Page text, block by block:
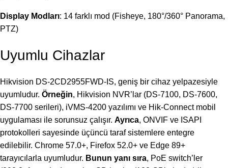
Display Modları: 14 farklı mod (Fisheye, 180°/360° Panorama,
PTZ)
Uyumlu Cihazlar
Hikvision DS-2CD2955FWD-IS, geniş bir cihaz yelpazesiyle
uyumludur. Örneğin, Hikvision NVR’lar (DS-7100, DS-7600,
DS-7700 serileri), iVMS-4200 yazılımı ve Hik-Connect mobil
uygulaması ile sorunsuz çalışır. Ayrıca, ONVIF ve ISAPI
protokolleri sayesinde üçüncü taraf sistemlere entegre
edilebilir. Chrome 57.0+, Firefox 52.0+ ve Edge 89+
tarayıcılarla uyumludur. Bunun yanı sıra, PoE switch’ler